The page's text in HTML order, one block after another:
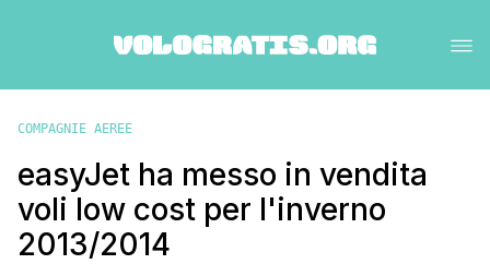
COMPAGNIE AEREE
easyJet ha messo in vendita
voli low cost per l'inverno
2013/2014